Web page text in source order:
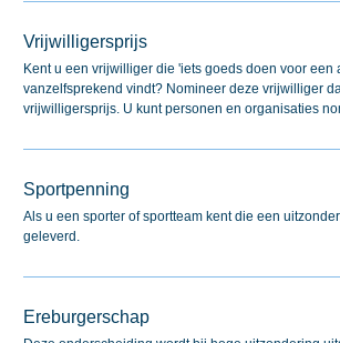
Vrijwilligersprijs
Kent u een vrijwilliger die 'iets goeds doen voor een
vanzelfsprekend vindt? Nomineer deze vrijwilliger
vrijwilligersprijs. U kunt personen en organisaties
Sportpenning
Als u een sporter of sportteam kent die een
geleverd.
Ereburgerschap